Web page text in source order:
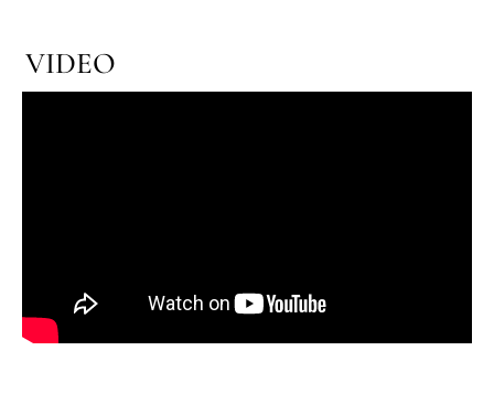
VIDEO